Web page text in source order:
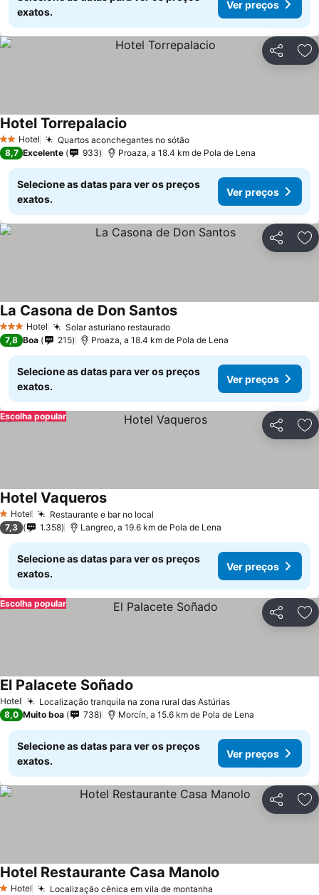
exatos.
Ver preços
Partilhar
2 Estrelas
Hotel Quartos aconchegantes no sótãoVer preços
Hotel Torrepalacio
8,7 Excelente 933 Proaza, a 18.4 km de Pola de Lena
Selecione as datas para ver os preços
exatos.
Ver preços
Partilhar
3 EstrelasHotel Solar asturiano restauradoVer preços
La Casona de Don SantosVer preços
7,8 Boa 215 Proaza, a 18.4 km de Pola de Lena
Selecione as datas para ver os preços
exatos.
Ver preços
Partilhar
Escolha popular
1 Estrelas
Hotel Restaurante e bar no local
Hotel VaquerosVer preços
7,3 1.358 Langreo, a 19.6 km de Pola de Lena
Selecione as datas para ver os preços
exatos.
Ver preços
Partilhar
Escolha popular
Hotel Localização tranquila na zona rural das AstúriasVer preços
El Palacete Soñado
8,0 Muito boa 738 Morcín, a 15.6 km de Pola de Lena
Selecione as datas para ver os preços
exatos.
Ver preços
Partilhar
1 Estrelas
Hotel Localização cênica em vila de montanha
Hotel Restaurante Casa Manolo